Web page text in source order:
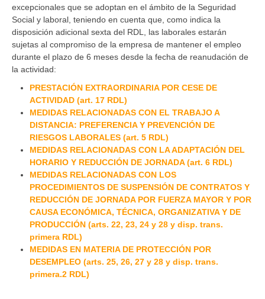
excepcionales que se adoptan en el ámbito de la Seguridad
Social y laboral, teniendo en cuenta que, como indica la
disposición adicional sexta del RDL, las laborales estarán
sujetas al compromiso de la empresa de mantener el empleo
durante el plazo de 6 meses desde la fecha de reanudación de
la actividad:
PRESTACIÓN EXTRAORDINARIA POR CESE DE
ACTIVIDAD (art. 17 RDL)
MEDIDAS RELACIONADAS CON EL TRABAJO A
DISTANCIA: PREFERENCIA Y PREVENCIÓN DE
RIESGOS LABORALES (art. 5 RDL)
MEDIDAS RELACIONADAS CON LA ADAPTACIÓN DEL
HORARIO Y REDUCCIÓN DE JORNADA (art. 6 RDL)
MEDIDAS RELACIONADAS CON LOS
PROCEDIMIENTOS DE SUSPENSIÓN DE CONTRATOS Y
REDUCCIÓN DE JORNADA POR FUERZA MAYOR Y POR
CAUSA ECONÓMICA, TÉCNICA, ORGANIZATIVA Y DE
PRODUCCIÓN (arts. 22, 23, 24 y 28 y disp. trans.
primera RDL)
MEDIDAS EN MATERIA DE PROTECCIÓN POR
DESEMPLEO (arts. 25, 26, 27 y 28 y disp. trans.
primera.2 RDL)